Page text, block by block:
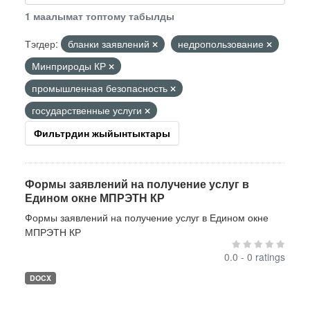
1 маалымат топтому табылды
Тэгдер:
бланки заявлений
недропользование
Минприроды КР
промышленная безопасность
государственные услуги
Фильтрдин жыйынтыктары
Формы заявлений на получение услуг в
Едином окне МПРЭТН КР
Формы заявлений на получение услуг в Едином окне
МПРЭТН КР
0.0 - 0 ratings
DOCX